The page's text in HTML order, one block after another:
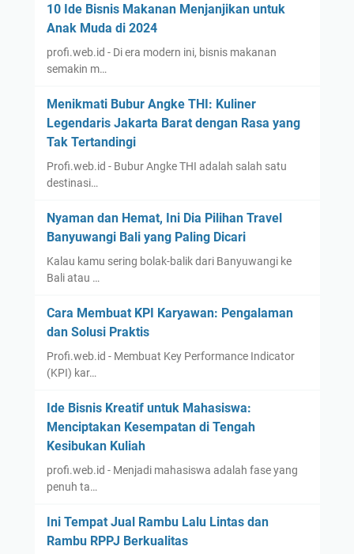
10 Ide Bisnis Makanan Menjanjikan untuk
Anak Muda di 2024
profi.web.id - Di era modern ini, bisnis makanan
semakin m…
Menikmati Bubur Angke THI: Kuliner
Legendaris Jakarta Barat dengan Rasa yang
Tak Tertandingi
Profi.web.id - Bubur Angke THI adalah salah satu
destinasi…
Nyaman dan Hemat, Ini Dia Pilihan Travel
Banyuwangi Bali yang Paling Dicari
Kalau kamu sering bolak-balik dari Banyuwangi ke
Bali atau …
Cara Membuat KPI Karyawan: Pengalaman
dan Solusi Praktis
Profi.web.id - Membuat Key Performance Indicator
(KPI) kar…
Ide Bisnis Kreatif untuk Mahasiswa:
Menciptakan Kesempatan di Tengah
Kesibukan Kuliah
profi.web.id - Menjadi mahasiswa adalah fase yang
penuh ta…
Ini Tempat Jual Rambu Lalu Lintas dan
Rambu RPPJ Berkualitas